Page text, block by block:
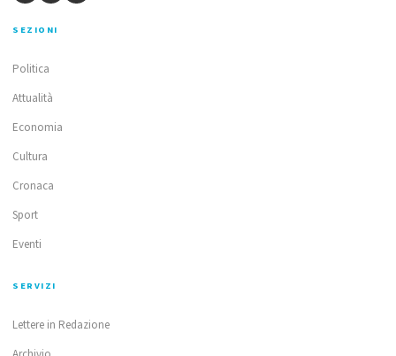
SEZIONI
Politica
Attualità
Economia
Cultura
Cronaca
Sport
Eventi
SERVIZI
Lettere in Redazione